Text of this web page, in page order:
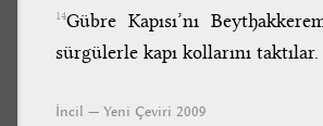
14Gübre Kapısı’nı
sürgülerle kapı kollarını taktılar.
İncil — Yeni Çeviri 2009